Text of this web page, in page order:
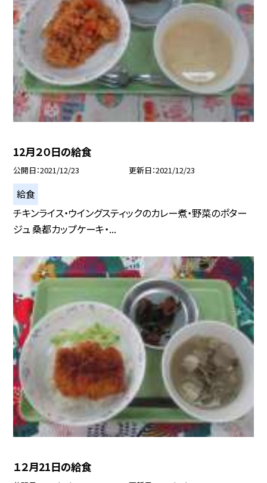
12月２０日の給食
公開日 2021/12/23 更新日 2021/12/23
給食
チキンライス・ウイングスティックのカレー煮・野菜のポター
ジュ 桑都カップケーキ・...
１２月21日の給食